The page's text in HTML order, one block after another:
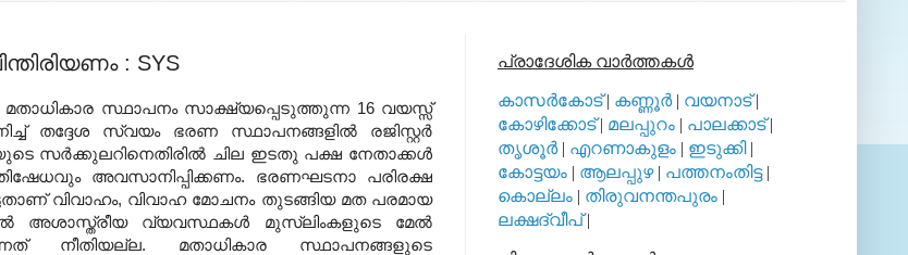
: SYS
സ്ഥാപനം സാക്ഷ്യപ്പെടുത്തുന്ന 16 വയസ്സ്
തദ്ദേശ സ്വയം ഭരണ സ്ഥാപനങ്ങളില്‍ രജിസ്റ്റര്‍
സര്‍ക്കുലറിനെതിരില്‍ ചില ഇടതു പക്ഷ നേതാക്കള്‍
അവസാനിപ്പിക്കണം. ഭരണഘടനാ പരിരക്ഷ
വിവാഹം, വിവാഹ മോചനം തുടങ്ങിയ മത പരമായ
അശാസ്ത്രീയ വ്യവസ്ഥകള്‍ മുസ്‌ലിംകളുടെ മേല്‍
നീതിയല്ല. മതാധികാര സ്ഥാപനങ്ങളുടെ
പ്രാദേശിക വാര്‍ത്തകള്‍
കാസര്‍കോട്| കണ്ണൂര്‍| വയനാട്|
കോഴിക്കോട്| മലപ്പുറം | പാലക്കാട്|
തൃശൂര്‍| എറണാകുളം | ഇടുക്കി|
കോട്ടയം | ആലപ്പുഴ| പത്തനംതിട്ട|
കൊല്ലം | തിരുവനന്തപുരം |
ലക്ഷദ്വീപ്|